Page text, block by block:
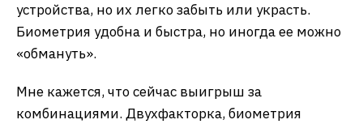
устройства, но их легко забыть или украсть.
Биометрия удобна и быстра, но иногда ее можно
«обмануть».
Мне кажется, что сейчас выигрыш за
комбинациями. Двухфакторка, биометрия